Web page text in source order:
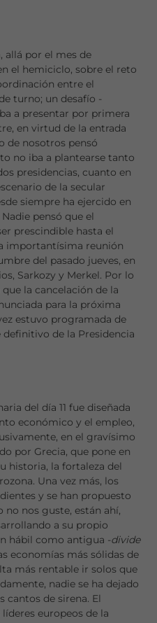
allá por el mes de
el hemiciclo, sobre el reto
entre el
turno; un desafío -
a presentar por primera
en virtud de la entrada
de nosotros pensó
no iba a plantearse tanto
presidencias, cuanto en
de la secular
siempre ha ejercido en
pensó que el
prescindible hasta el
importantísima reunión
del pasado jueves, en
Sarkozy y Merkel. Por lo
la cancelación de la
para la próxima
estuvo programada de
de la Presidencia
del día 11 fue diseñada
económico y el empleo,
en el gravísimo
por Grecia, que pone en
historia, la fortaleza del
Una vez más, los
y se han propuesto
no nos guste, están ahí,
a su propio
hábil como antigua -divide
economías más sólidas de
más rentable ir solos que
nadie se ha dejado
cantos de sirena. El
europeos de la